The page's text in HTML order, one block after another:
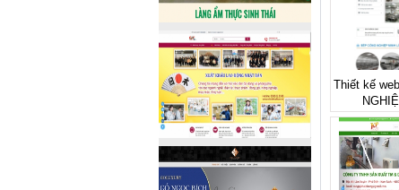
Thiết kế